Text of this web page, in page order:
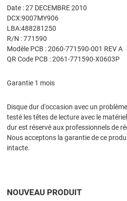
Date : 27 DECEMBRE 2010
DCX:9007MY906
LBA:488281250
R/N : 771590
Modèle PCB : 2060-771590-001 REV A
QR Code PCB : 2061-771590-X0603P
Garantie 1 mois
Disque dur d'occasion avec un
testé les têtes de lecture avec le
dur est réservé aux professionnels de
Nous acceptons la garantie de ce
intacte.
NOUVEAU PRODUIT